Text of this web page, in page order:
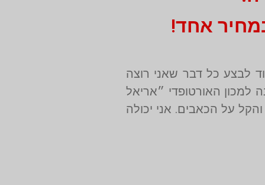
מאוד לבצע כל דבר שאני רוצה
האורטופדי ״אריאל
על הכאבים. אני יכולה